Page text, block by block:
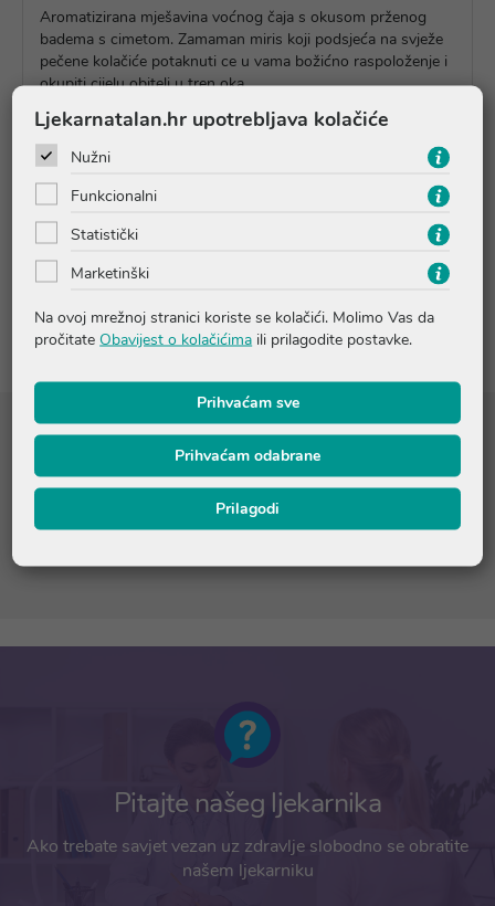
Aromatizirana mješavina voćnog čaja s okusom prženog
badema s cimetom. Zamaman miris koji podsjeća na svježe
pečene kolačiće potaknuti ce u vama božićno raspoloženje i
okupiti cijelu obitelj u tren oka.
Upute o proizvodu
Pitanja i odgovori
Recenzije
Sastojci
Komadići jabuke, kandirani komadići ananasa, rolice cimeta
(12,5%), ribiz (ribiz, suncokretovo ulje), pržene sjemenke bundeve,
zaslađeni kokos, kandirana malina, aroma, latice crvene ruže
Pitajte našeg ljekarnika
Ako trebate savjet vezan uz zdravlje slobodno se obratite
našem ljekarniku
Ljekarnatalan.hr upotrebljava kolačiće
Nužni
Funkcionalni
Statistički
Marketinški
Na ovoj mrežnoj stranici koriste se kolačići. Molimo Vas da
pročitate Obavijest o kolačićima ili prilagodite postavke.
Prihvaćam sve
Prihvaćam odabrane
Prilagodi